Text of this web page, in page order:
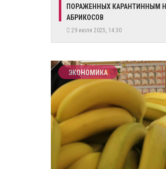
ПОРАЖЕННЫХ КАРАНТИННЫМ
АБРИКОСОВ
29 июля 2025, 14:30
ЭКОНОМИКА